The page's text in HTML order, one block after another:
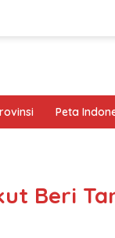
Peta
Beri